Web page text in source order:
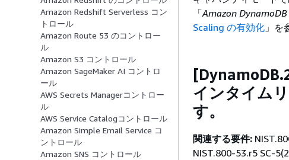
Amazon Redshift Serverless コン
トロール
Amazon Route 53 のコントロー
ル
Amazon S3 コントロール
Amazon SageMaker AI コントロ
ール
AWS Secrets Managerコントロー
ル
AWS Service Catalogコントロール
Amazon Simple Email Service コ
ントロール
Amazon SNS コントロール
「Amazon
Scaling の有効化 」を
インタイム
す。
関連する要件:
NIST.800-53.r5 SC-